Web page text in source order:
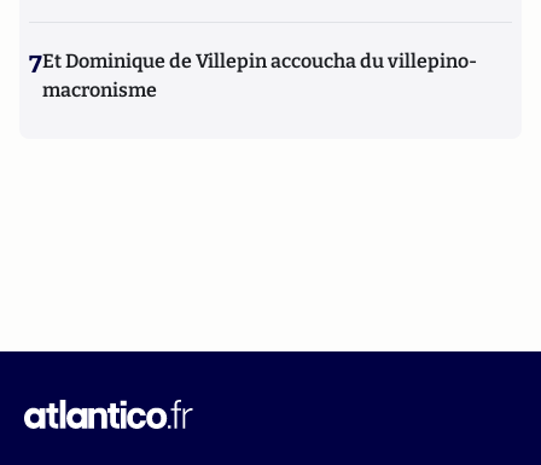
7Et Dominique de Villepin accoucha du villepino-
macronisme